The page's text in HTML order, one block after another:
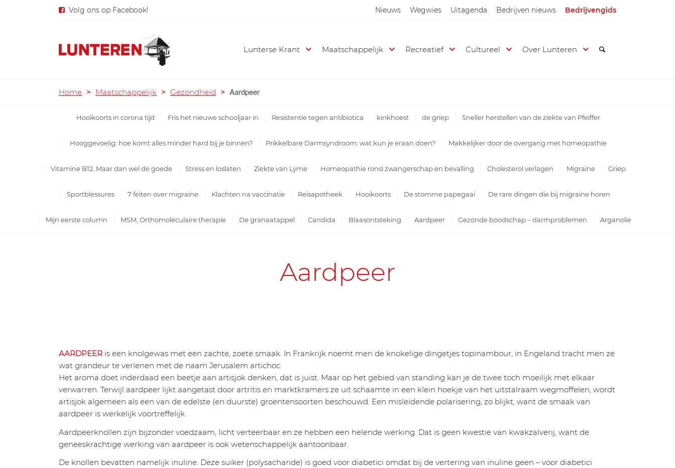
Nieuws Wegwies Uitagenda Bedrijven nieuws Bedrijvengids
Volg ons op Facebook!
Lunterse Krant Maatschappelijk Recreatief Cultureel Over Lunteren
Home > Maatschappelijk > Gezondheid > Aardpeer
Hooikoorts in corona tijd Fris het nieuwe schooljaar in Resistentie tegen antibiotica kinkhoest de griep Sneller herstellen van de ziekte van Pfeiffer
Hooggevoelig: hoe komt alles minder hard bij je binnen? Prikkelbare Darmsyndroom: wat kun je eraan doen? Makkelijker door de overgang met homeopathie
Vitamine B12. Maar dan wel de goede Stress en loslaten Ziekte van Lyme Homeopathie rond zwangerschap en bevalling Cholesterol verlagen Migraine Griep
Sportblessures 7 feiten over migraine Klachten na vaccinatie Reisapotheek Hooikoorts De stomme papegaai De rare dingen die bij migraine horen
Mijn eerste column MSM, Orthomoleculaire therapie De granaatappel Candida Blaasontsteking Aardpeer Gezonde boodschap – darmproblemen Arganolie
Aardpeer
AARDPEER is een knolgewas met een zachte, zoete smaak. In Frankrijk noemt men de knokelige dingetjes topinambour, in Engeland tracht men ze
wat grandeur te verlenen met de naam Jerusalem artichoc.
Het aroma doet inderdaad een beetje aan artisjok denken, dat is juist. Maar op het gebied van standing kan je de twee toch moeilijk met elkaar
verwarren. Terwijl aardpeer lijkt aangetast door artritis en marktkramers ze uit schaamte in een klein hoekje van het uitstalraam wegmoffelen, wordt
artisjok algemeen als een van de edelste (en duurste) groentensoorten beschouwd. Een misleidende polarisering, zo blijkt, want de smaak van
aardpeer is werkelijk voortreffelijk.
Aardpeerknollen zijn bijzonder voedzaam, licht verteerbaar en ze hebben een helende werking. Dat is geen kwestie van kwakzalverij, want de
geneeskrachtige werking van aardpeer is ook wetenschappelijk aantoonbaar.
De knollen bevatten namelijk inuline. Deze suiker (polysacharide) is goed voor diabetici omdat bij de vertering van inuline geen – voor diabetici